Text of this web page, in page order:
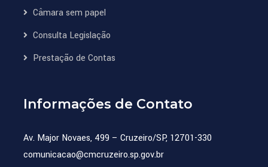
Câmara sem papel
Consulta Legislação
Prestação de Contas
Informações de Contato
Av. Major Novaes, 499 – Cruzeiro/SP, 12701-330
comunicacao@cmcruzeiro.sp.gov.br